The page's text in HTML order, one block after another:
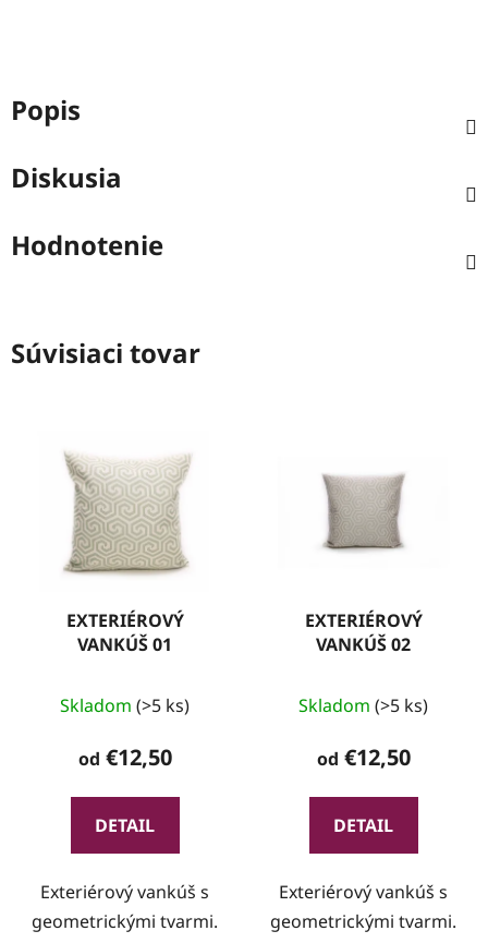
Popis
Diskusia
Hodnotenie
Súvisiaci tovar
EXTERIÉROVÝ
VANKÚŠ 01
Skladom (>5 ks)
od €12,50
DETAIL
Exteriérový vankúš s
geometrickými tvarmi.
EXTERIÉROVÝ
VANKÚŠ 02
Skladom (>5 ks)
od €12,50
DETAIL
Exteriérový vankúš s
geometrickými tvarmi.